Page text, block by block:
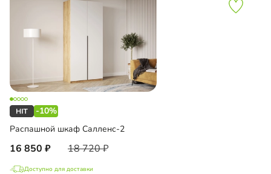
-10%
Распашной шкаф Салленс-2
16 850 18 720
Доступно для доставки